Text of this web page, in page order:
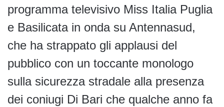
programma televisivo Miss Italia Puglia
e Basilicata in onda su Antennasud,
che ha strappato gli applausi del
pubblico con un toccante monologo
sulla sicurezza stradale alla presenza
dei coniugi Di Bari che qualche anno fa